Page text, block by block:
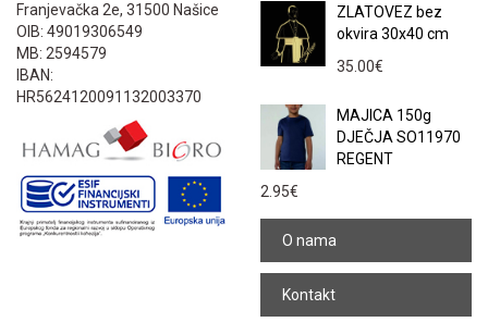
Franjevačka 2e, 31500 Našice
OIB: 49019306549
MB: 2594579
IBAN:
HR5624120091132003370
ZLATOVEZ bez
okvira 30x40 cm
35.00€
MAJICA 150g
DJEČJA SO11970
REGENT
2.95€
O nama
Kontakt